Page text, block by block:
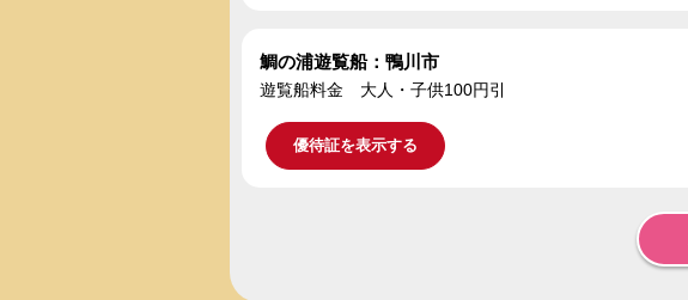
鯛の浦遊覧船：鴨川市
遊覧船料金 大人・子供100円引
優待証を表示する